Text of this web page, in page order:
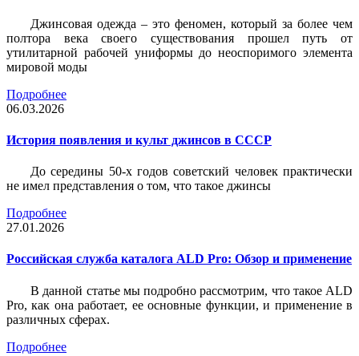
Джинсовая одежда – это феномен, который за более чем
полтора века своего существования прошел путь от
утилитарной рабочей униформы до неоспоримого элемента
мировой моды
Подробнее
06.03.2026
История появления и культ джинсов в СССР
До середины 50-х годов советский человек практически
не имел представления о том, что такое джинсы
Подробнее
27.01.2026
Российская служба каталога ALD Pro: Обзор и применение
В данной статье мы подробно рассмотрим, что такое ALD
Pro, как она работает, ее основные функции, и применение в
различных сферах.
Подробнее